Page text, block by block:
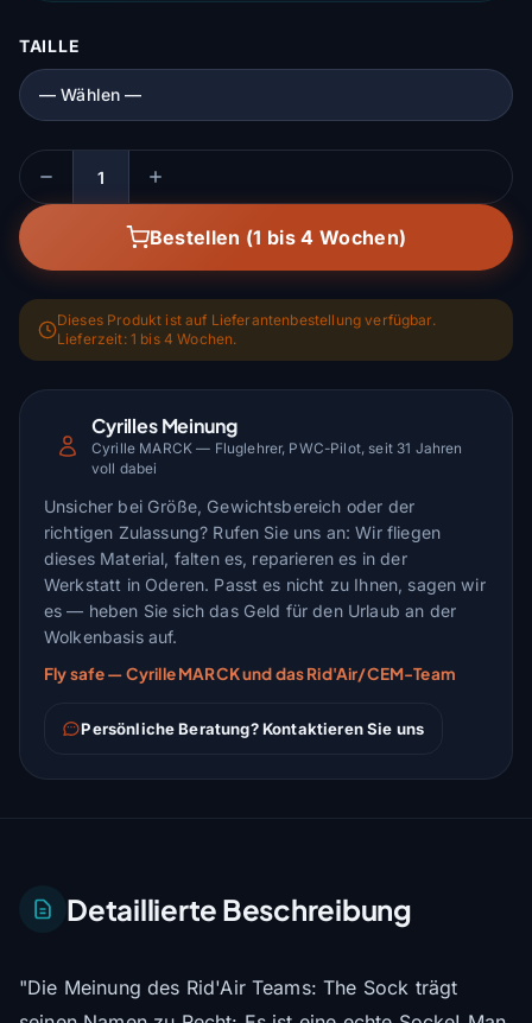
TAILLE
Menge
Bestellen (1 bis 4 Wochen)
Dieses Produkt ist auf Lieferantenbestellung verfügbar.
Lieferzeit: 1 bis 4 Wochen.
Cyrilles Meinung
Cyrille MARCK — Fluglehrer, PWC-Pilot, seit 31 Jahren
voll dabei
Unsicher bei Größe, Gewichtsbereich oder der
richtigen Zulassung? Rufen Sie uns an: Wir fliegen
dieses Material, falten es, reparieren es in der
Werkstatt in Oderen. Passt es nicht zu Ihnen, sagen wir
es — heben Sie sich das Geld für den Urlaub an der
Wolkenbasis auf.
Fly safe — Cyrille MARCK und das Rid'Air/CEM-Team
Persönliche Beratung? Kontaktieren Sie uns
Detaillierte Beschreibung
"Die Meinung des Rid'Air Teams: The Sock trägt